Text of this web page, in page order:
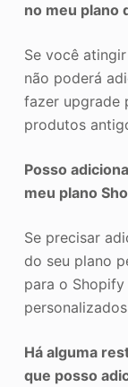
no meu plano
Se você
não poderá
fazer upgrade
produtos
Posso
meu plano
Se precisar
do seu plano
para o
Há alguma
que posso